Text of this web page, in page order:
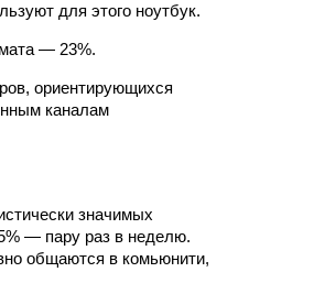
для этого ноутбук.
— 23%.
ориентирующихся
каналам
значимых
— пару раз в неделю.
общаются в комьюнити,